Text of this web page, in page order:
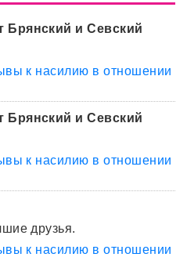
Брянский и Севский
к насилию в отношении
Брянский и Севский
к насилию в отношении
друзья.
к насилию в отношении